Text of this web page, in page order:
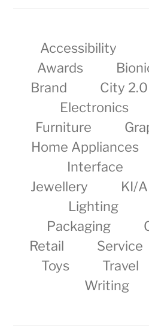
Accessibility
Awards
Brand
City 2.0
Electronics
Furniture
Home Appliances
Interface
Jewellery
KI/
Lighting
Packaging
Retail
Service
Toys
Travel
Writing